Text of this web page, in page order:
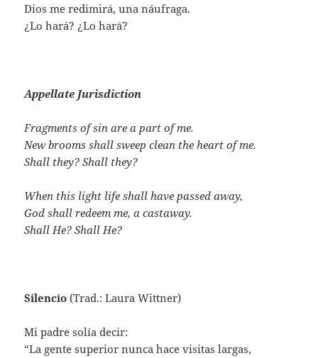
Dios me redimirá, una náufraga.
¿Lo hará? ¿Lo hará?
Appellate Jurisdiction
Fragments of sin are a part of me.
New brooms shall sweep clean the heart of me.
Shall they? Shall they?
When this light life shall have passed away,
God shall redeem me, a castaway.
Shall He? Shall He?
Silencio(Trad.: Laura Wittner)
Mi padre solía decir:
“La gente superior nunca hace visitas largas,